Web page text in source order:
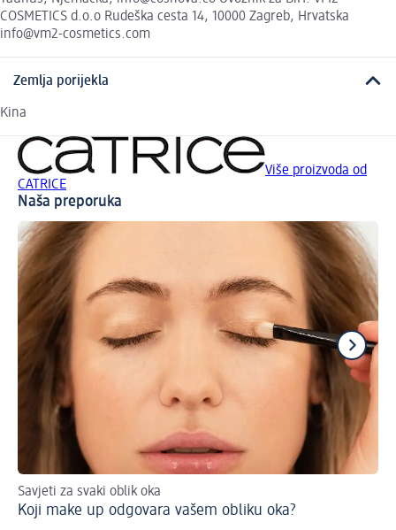
COSMETICS d.o.o Rudeška cesta 14, 10000 Zagreb, Hrvatska
info@vm2-cosmetics.com
Zemlja porijekla
Kina
Više proizvoda od
CATRICE
Naša preporuka
Savjeti za svaki oblik oka
Koji make up odgovara vašem obliku oka?